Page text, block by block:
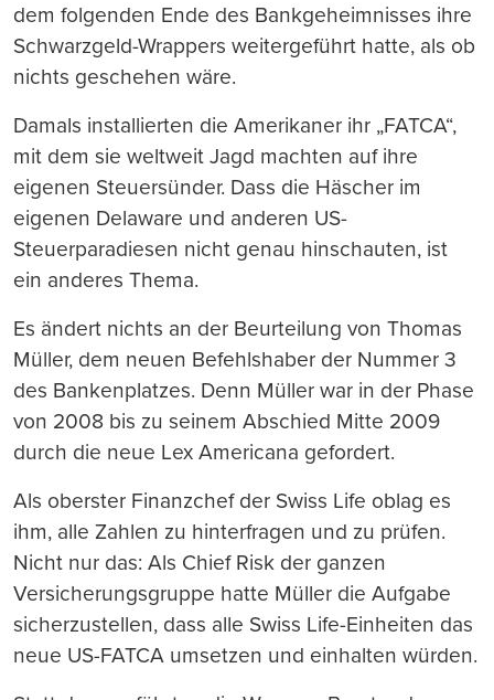
dem folgenden Ende des Bankgeheimnisses ihre
Schwarzgeld-Wrappers weitergeführt hatte, als ob
nichts geschehen wäre.
Damals installierten die Amerikaner ihr „FATCA“,
mit dem sie weltweit Jagd machten auf ihre
eigenen Steuersünder. Dass die Häscher im
eigenen Delaware und anderen US-
Steuerparadiesen nicht genau hinschauten, ist
ein anderes Thema.
Es ändert nichts an der Beurteilung von Thomas
Müller, dem neuen Befehlshaber der Nummer 3
des Bankenplatzes. Denn Müller war in der Phase
von 2008 bis zu seinem Abschied Mitte 2009
durch die neue Lex Americana gefordert.
Als oberster Finanzchef der Swiss Life oblag es
ihm, alle Zahlen zu hinterfragen und zu prüfen.
Nicht nur das: Als Chief Risk der ganzen
Versicherungsgruppe hatte Müller die Aufgabe
sicherzustellen, dass alle Swiss Life-Einheiten das
neue US-FATCA umsetzen und einhalten würden.